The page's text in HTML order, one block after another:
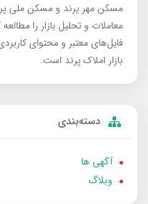
مسکن مهر پرند و مسکن ملی
معاملات و تحلیل بازار را
فایل‌های معتبر و محتوای
بازار املاک پرند است.
دسته‌بندی
آگهی ها
وبلاگ